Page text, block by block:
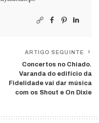
ARTIGO SEGUINTE
Concertos no Chiado.
Varanda do edifício da
Fidelidade vai dar música
com os Shout e On Dixie